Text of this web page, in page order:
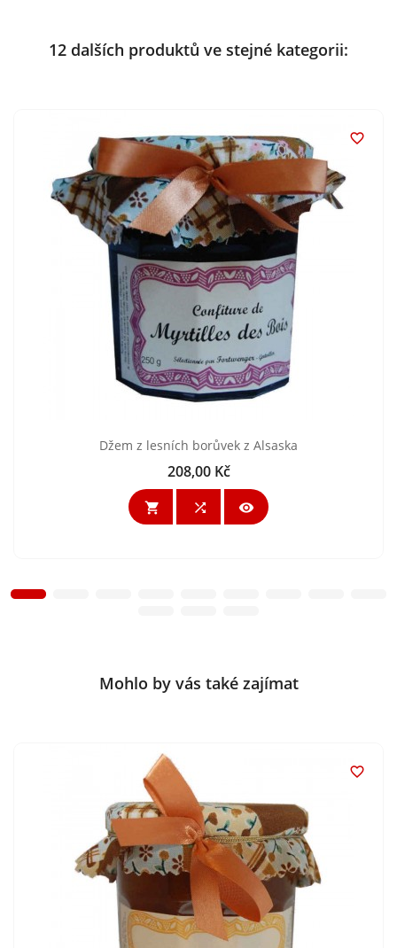
12 dalších produktů ve stejné kategorii:

Džem z lesních borůvek z Alsaska
Cena
208,00 Kč
  
Mohlo by vás také zajímat
